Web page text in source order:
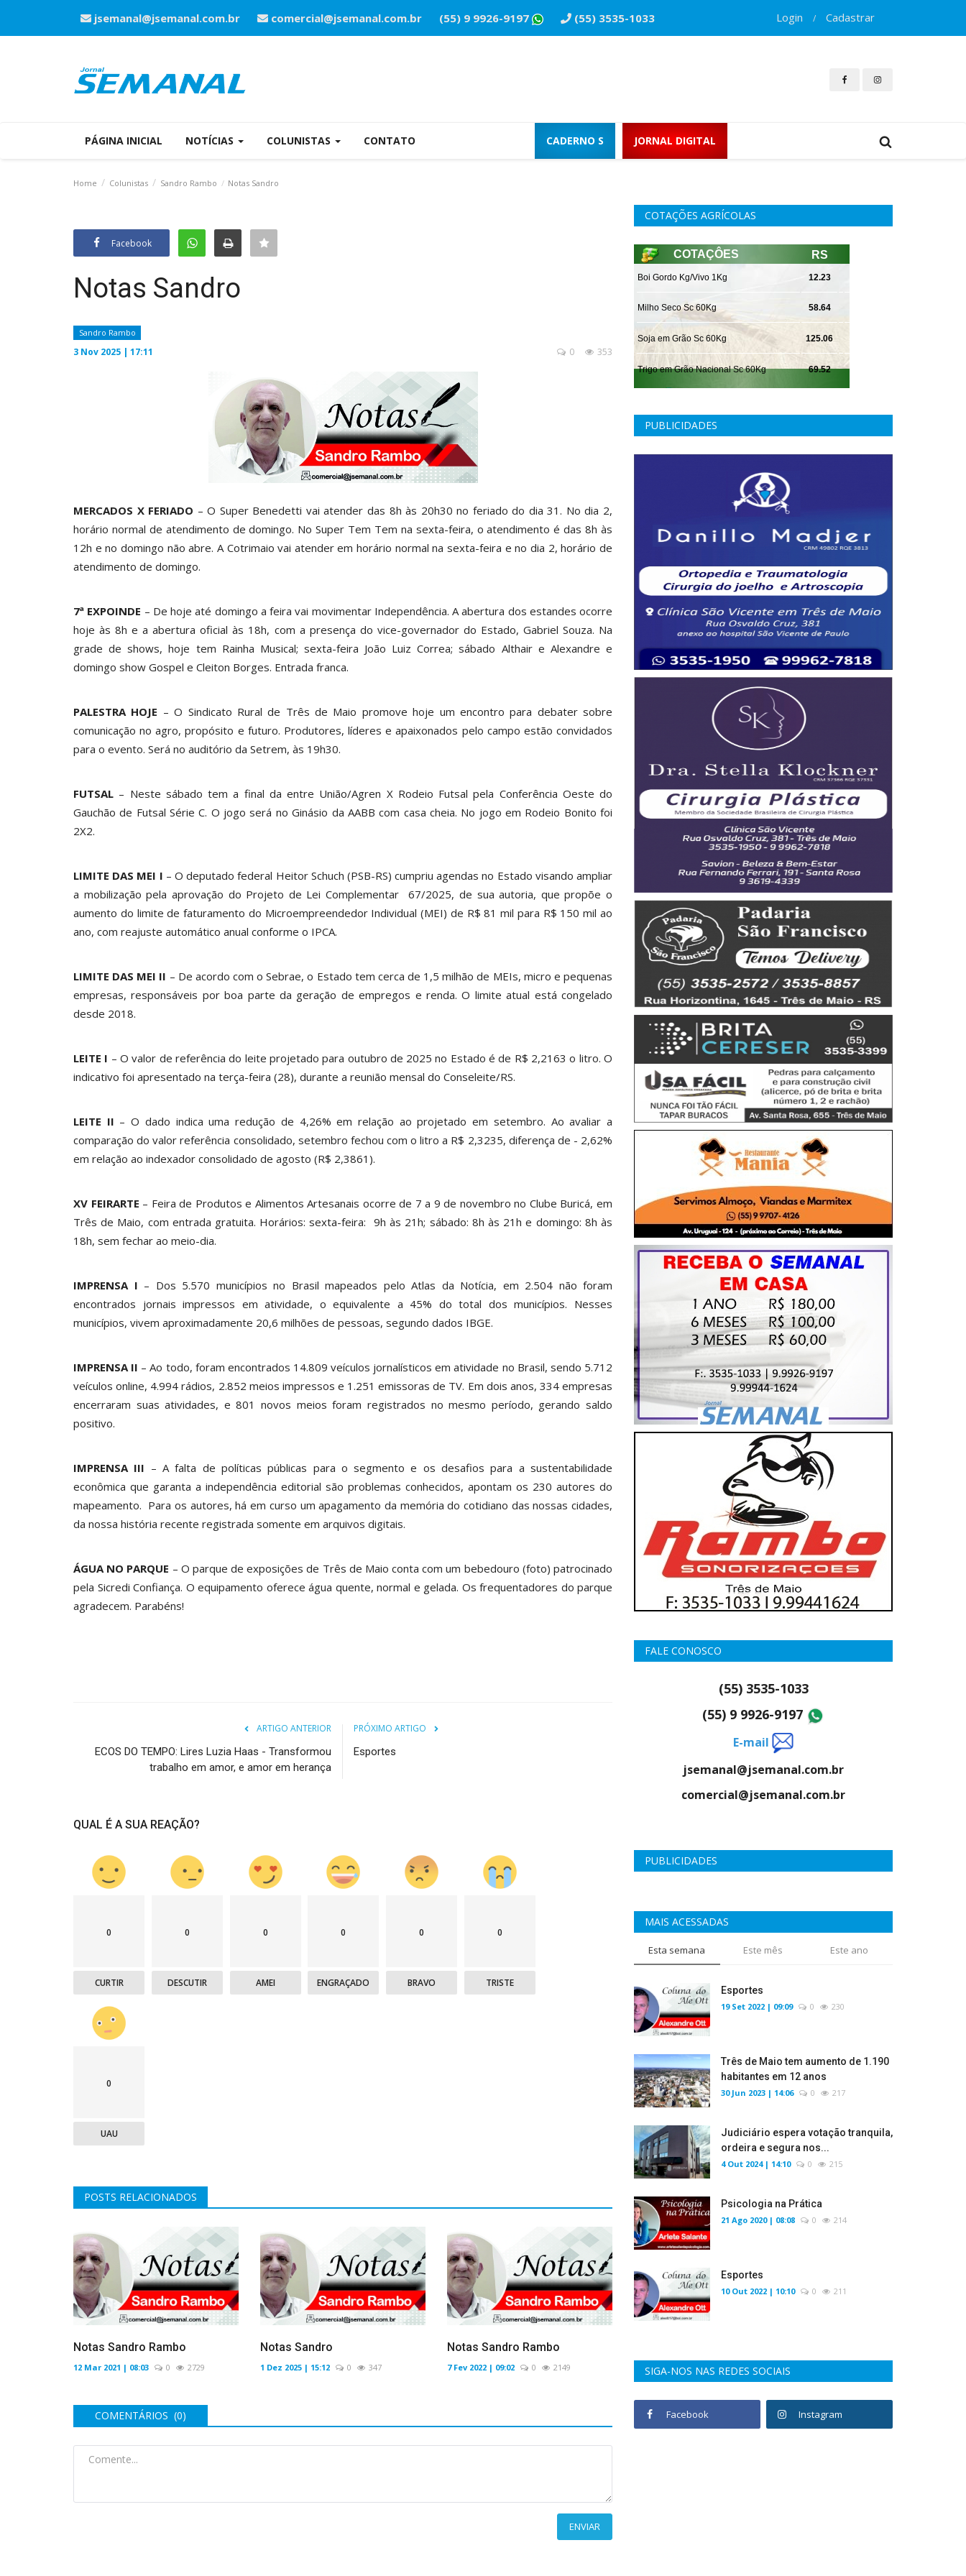
jsemanal@jsemanal.com.br comercial@jsemanal.com.br (55) 9 9926-9197 (55) 3535-1033 Login / Cadastrar
PÁGINA INICIAL NOTÍCIAS COLUNISTAS CONTATO CADERNO S JORNAL DIGITAL
Home Colunistas Sandro Rambo Notas Sandro
Facebook
Notas Sandro
Sandro Rambo
3 Nov 2025 | 17:11 353
0
MERCADOS X FERIADO – O Super Benedetti vai atender das 8h às 20h30 no feriado do dia 31. No dia 2,
horário normal de atendimento de domingo. No Super Tem Tem na sexta-feira, o atendimento é das 8h às
12h e no domingo não abre. A Cotrimaio vai atender em horário normal na sexta-feira e no dia 2, horário de
atendimento de domingo.
7ª EXPOINDE – De hoje até domingo a feira vai movimentar Independência. A abertura dos estandes ocorre
hoje às 8h e a abertura oficial às 18h, com a presença do vice-governador do Estado, Gabriel Souza. Na
grade de shows, hoje tem Rainha Musical; sexta-feira João Luiz Correa; sábado Althair e Alexandre e
domingo show Gospel e Cleiton Borges. Entrada franca.
PALESTRA HOJE – O Sindicato Rural de Três de Maio promove hoje um encontro para debater sobre
comunicação no agro, propósito e futuro. Produtores, líderes e apaixonados pelo campo estão convidados
para o evento. Será no auditório da Setrem, às 19h30.
FUTSAL – Neste sábado tem a final da entre União/Agren X Rodeio Futsal pela Conferência Oeste do
Gauchão de Futsal Série C. O jogo será no Ginásio da AABB com casa cheia. No jogo em Rodeio Bonito foi
2X2.
LIMITE DAS MEI I – O deputado federal Heitor Schuch (PSB-RS) cumpriu agendas no Estado visando ampliar
a mobilização pela aprovação do Projeto de Lei Complementar 67/2025, de sua autoria, que propõe o
aumento do limite de faturamento do Microempreendedor Individual (MEI) de R$ 81 mil para R$ 150 mil ao
ano, com reajuste automático anual conforme o IPCA.
LIMITE DAS MEI II – De acordo com o Sebrae, o Estado tem cerca de 1,5 milhão de MEIs, micro e pequenas
empresas, responsáveis por boa parte da geração de empregos e renda. O limite atual está congelado
desde 2018.
LEITE I – O valor de referência do leite projetado para outubro de 2025 no Estado é de R$ 2,2163 o litro. O
indicativo foi apresentado na terça-feira (28), durante a reunião mensal do Conseleite/RS.
LEITE II – O dado indica uma redução de 4,26% em relação ao projetado em setembro. Ao avaliar a
comparação do valor referência consolidado, setembro fechou com o litro a R$ 2,3235, diferença de - 2,62%
em relação ao indexador consolidado de agosto (R$ 2,3861).
XV FEIRARTE – Feira de Produtos e Alimentos Artesanais ocorre de 7 a 9 de novembro no Clube Buricá, em
Três de Maio, com entrada gratuita. Horários: sexta-feira: 9h às 21h; sábado: 8h às 21h e domingo: 8h às
18h, sem fechar ao meio-dia.
IMPRENSA I – Dos 5.570 municípios no Brasil mapeados pelo Atlas da Notícia, em 2.504 não foram
encontrados jornais impressos em atividade, o equivalente a 45% do total dos municípios. Nesses
municípios, vivem aproximadamente 20,6 milhões de pessoas, segundo dados IBGE.
IMPRENSA II – Ao todo, foram encontrados 14.809 veículos jornalísticos em atividade no Brasil, sendo 5.712
veículos online, 4.994 rádios, 2.852 meios impressos e 1.251 emissoras de TV. Em dois anos, 334 empresas
encerraram suas atividades, e 801 novos meios foram registrados no mesmo período, gerando saldo
positivo.
IMPRENSA III – A falta de políticas públicas para o segmento e os desafios para a sustentabilidade
econômica que garanta a independência editorial são problemas conhecidos, apontam os 230 autores do
mapeamento. Para os autores, há em curso um apagamento da memória do cotidiano das nossas cidades,
da nossa história recente registrada somente em arquivos digitais.
ÁGUA NO PARQUE – O parque de exposições de Três de Maio conta com um bebedouro (foto) patrocinado
pela Sicredi Confiança. O equipamento oferece água quente, normal e gelada. Os frequentadores do parque
agradecem. Parabéns!
ARTIGO ANTERIOR
ECOS DO TEMPO: Lires Luzia Haas - Transformou
trabalho em amor, e amor em herança
PRÓXIMO ARTIGO
Esportes
QUAL É A SUA REAÇÃO?
0
CURTIR
0
DESCUTIR
0
AMEI
0
ENGRAÇADO
0
BRAVO
0
TRISTE
0
UAU
POSTS RELACIONADOS
Notas Sandro Rambo
12 Mar 2021 | 08:03 0 2729
Notas Sandro
1 Dez 2025 | 15:12 0 347
Notas Sandro Rambo
7 Fev 2022 | 09:02 0 2149
COMENTÁRIOS (0)
ENVIAR
COTAÇÕES AGRÍCOLAS
PUBLICIDADES
FALE CONOSCO
(55) 3535-1033
(55) 9 9926-9197
E-mail
jsemanal@jsemanal.com.br
comercial@jsemanal.com.br
PUBLICIDADES
MAIS ACESSADAS
Esta semana Este mês Este ano
Esportes
19 Set 2022 | 09:09 0 230
Três de Maio tem aumento de 1.190
habitantes em 12 anos
30 Jun 2023 | 14:06 0 217
Judiciário espera votação tranquila,
ordeira e segura nos...
4 Out 2024 | 14:10 0 215
Psicologia na Prática
21 Ago 2020 | 08:08 0 214
Esportes
10 Out 2022 | 10:10 0 211
SIGA-NOS NAS REDES SOCIAIS
Facebook Instagram